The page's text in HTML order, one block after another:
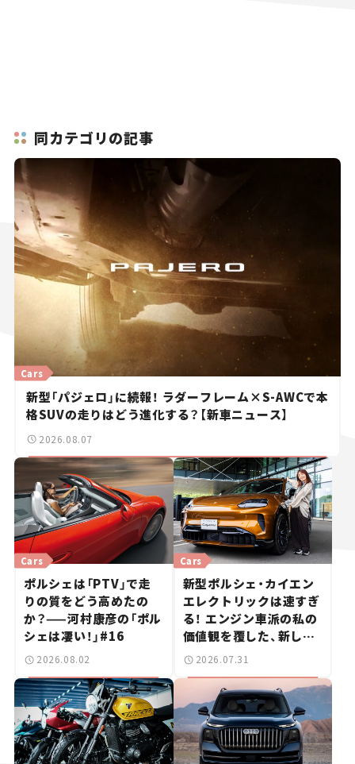
同カテゴリの記事
新型「パジェロ」に続報！ ラダーフレーム×S-AWCで本
格SUVの走りはどう進化する？【新車ニュース】
Cars
2026.08.07
ポルシェは「PTV」で走
りの質をどう高めたの
か？——河村康彦の「ポル
シェは凄い！」#16
Cars
2026.08.02
新型ポルシェ・カイエン
エレクトリックは速すぎ
る！ エンジン車派の私の
価値観を覆した、新しい
ポルシェの走り。
Cars
2026.07.31